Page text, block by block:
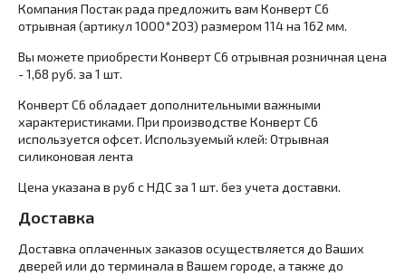
Компания Постак рада предложить вам Конверт С6
отрывная (артикул 1000*203) размером 114 на 162 мм.
Вы можете приобрести Конверт С6 отрывная розничная цена
- 1,68 руб. за 1 шт.
Конверт С6 обладает дополнительными важными
характеристиками. При производстве Конверт С6
используется офсет. Используемый клей: Отрывная
силиконовая лента
Цена указана в руб с НДС за 1 шт. без учета доставки.
Доставка
Доставка оплаченных заказов осуществляется до Ваших
дверей или до терминала в Вашем городе, а также до